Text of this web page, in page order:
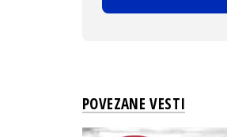
POVEZANE VESTI